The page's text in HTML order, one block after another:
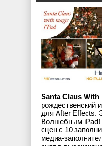
Santa Claus With
рождественский
для After Effects.
Волшебным iPad!
сцен с 10
медиа-